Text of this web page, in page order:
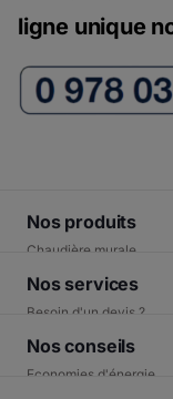
ligne unique
Nos produits
Chaudière murale
Pompe à chaleur
Système solaire
Préparateur eau chaude
Nos services
Besoin d'un devis ?
Trouver un installateur
SAV constructeur
Nos conseils
Economies d'énergie